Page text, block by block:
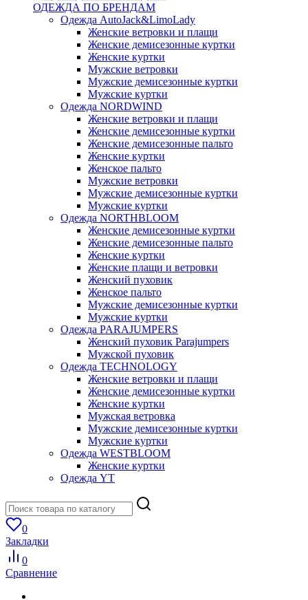
ОДЕЖДА ПО БРЕНДАМ
Одежда AutoJack&LimoLady
Женские ветровки и плащи
Женские демисезонные куртки
Женские куртки
Мужские ветровки
Мужские демисезонные куртки
Мужские куртки
Одежда NORDWIND
Женские ветровки и плащи
Женские демисезонные куртки
Женские демисезонные пальто
Женские куртки
Женское пальто
Мужские ветровки
Мужские демисезонные куртки
Мужские куртки
Одежда NORTHBLOOM
Женские демисезонные куртки
Женские демисезонные пальто
Женские куртки
Женские плащи и ветровки
Женский пуховик
Женское пальто
Мужские демисезонные куртки
Мужские куртки
Одежда PARAJUMPERS
Женский пуховик Parajumpers
Мужской пуховик
Одежда TECHNOLOGY
Женские ветровки и плащи
Женские демисезонные куртки
Женские куртки
Мужская ветровка
Мужские демисезонные куртки
Мужские куртки
Одежда WESTBLOOM
Женские куртки
Одежда YT
0
Закладки
0
Сравнение